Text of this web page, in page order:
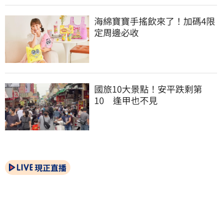
海綿寶寶手搖飲來了！加碼4限
定周邊必收
國旅10大景點！安平跌剩第
10　逢甲也不見
現正直播